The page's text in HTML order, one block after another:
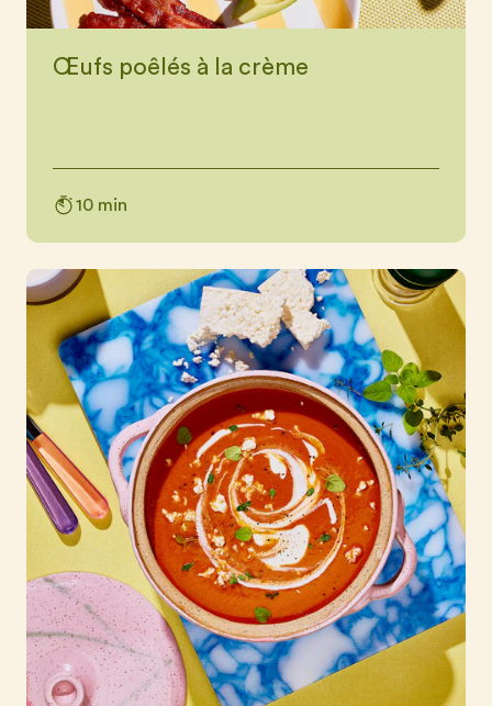
Œufs poêlés à la crème
10 min